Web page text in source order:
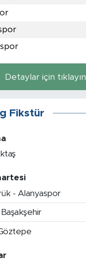
Detaylar için tıklayın
Fikstür
- Alanyaspor